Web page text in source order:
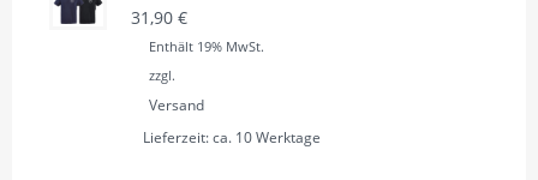
31,90 €
Enthält 19% MwSt.
zzgl.
Versand
Lieferzeit: ca. 10 Werktage